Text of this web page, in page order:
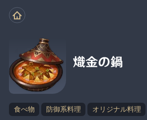
熾金の鍋
食べ物 防御系料理 オリジナル料理